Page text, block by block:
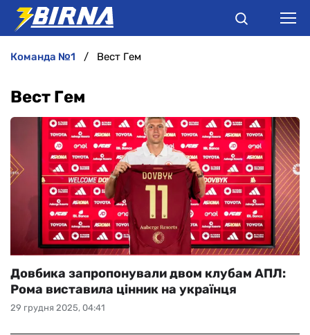
ІНТЕРВ'Ю
РІЗНЕ
БУКМЕКЕРИ
команда №1 Вест Гем
Вест Гем
29 грудня 2025, 04:41
Довбика запропонували двом клубам АПЛ:
Рома виставила цінник на українця